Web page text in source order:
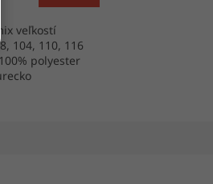
veľkostí
104, 110, 116
polyester